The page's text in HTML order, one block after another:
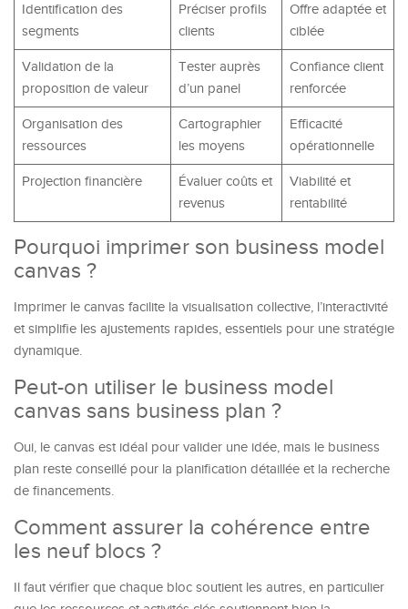
Identification des
segments
Préciser profils
clients
Offre adaptée et
ciblée
Validation de la
proposition de valeur
Tester auprès
d’un panel
Confiance client
renforcée
Organisation des
ressources
Cartographier
les moyens
Efficacité
opérationnelle
Projection financière
Évaluer coûts et
revenus
Viabilité et
rentabilité
Pourquoi imprimer son business model
canvas ?
Imprimer le canvas facilite la visualisation collective, l’interactivité
et simplifie les ajustements rapides, essentiels pour une stratégie
dynamique.
Peut-on utiliser le business model
canvas sans business plan ?
Oui, le canvas est idéal pour valider une idée, mais le business
plan reste conseillé pour la planification détaillée et la recherche
de financements.
Comment assurer la cohérence entre
les neuf blocs ?
Il faut vérifier que chaque bloc soutient les autres, en particulier